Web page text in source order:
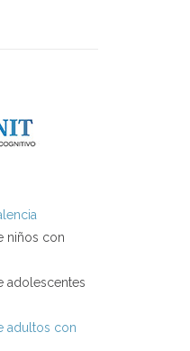
niños con
adolescentes
adultos con